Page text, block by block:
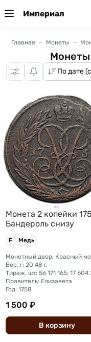
Империал
Главная Монеты
Монеты
Монета 2 копейки
Бандероль снизу
F Медь
Вес, г: 20.48 г.
Правитель: Елизавета
Год: 1758
1 500 ₽
В корзину